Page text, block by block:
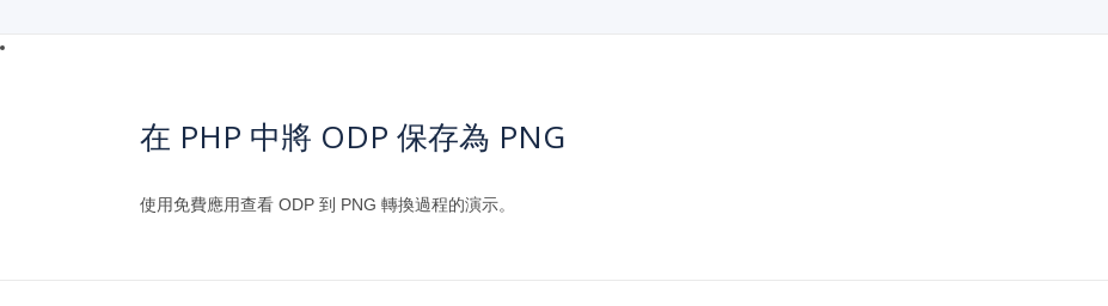
在 PHP 中將 ODP 保存為 PNG
使用免費應用查看 ODP 到 PNG 轉換過程的演示。